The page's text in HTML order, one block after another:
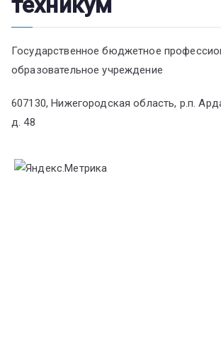
Государственное бюджетное
образовательное учреждение
607130, Нижегородская область, р.п.
д. 48